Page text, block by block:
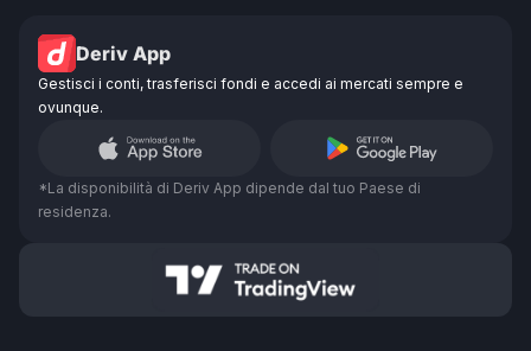
Deriv App
Gestisci i conti, trasferisci fondi e accedi ai mercati sempre e
ovunque.
*La disponibilità di Deriv App dipende dal tuo Paese di
residenza.